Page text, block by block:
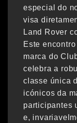
especial do
visa
Land Rover
Este
marca do
celebra a
classe única
icónicos da
participantes
e,